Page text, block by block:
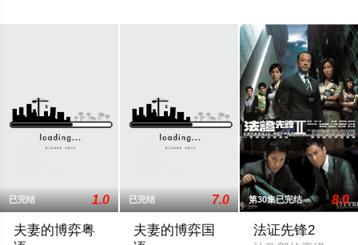
已完结 1.0
夫妻的博弈粤
已完结 7.0
夫妻的博弈国
第30集已完结 8.0
法证先锋2